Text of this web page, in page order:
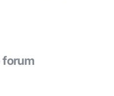
forum